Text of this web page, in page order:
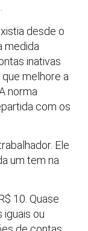
desde o
medida
inativas
melhore a
norma
com os
Ele
um tem na
10. Quase
ou